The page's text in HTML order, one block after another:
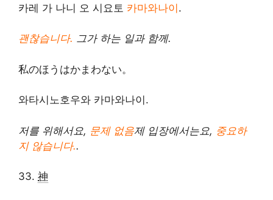
카레 가 나니 오 시요토 카마와나이.
괜찮습니다. 그가 하는 일과 함께.
私のほうはかまわない。
와타시노호우와 카마와나이.
저를 위해서요, 문제 없음제 입장에서는요, 중요하
지 않습니다..
33. 神